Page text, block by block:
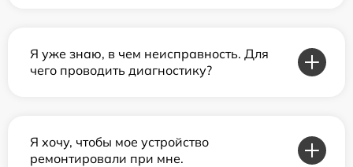
Я уже знаю, в чем неисправность. Для
чего проводить диагностику?
Я хочу, чтобы мое устройство
ремонтировали при мне.